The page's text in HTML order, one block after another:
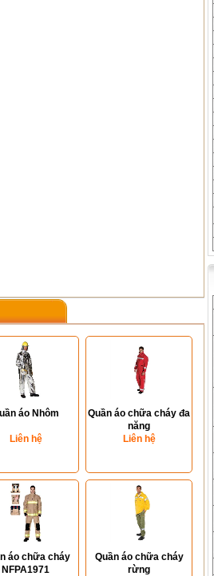
áo Nhôm
Liên hệ
Quần áo chữa cháy đa
năng
Liên hệ
áo chữa cháy
NFPA1971
Quần áo chữa cháy
rừng